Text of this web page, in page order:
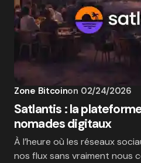
Zone Bitcoinon 02/24/2026
Satlantis : la
nomades digitaux
À l’heure où les réseaux
nos flux sans vraiment nous